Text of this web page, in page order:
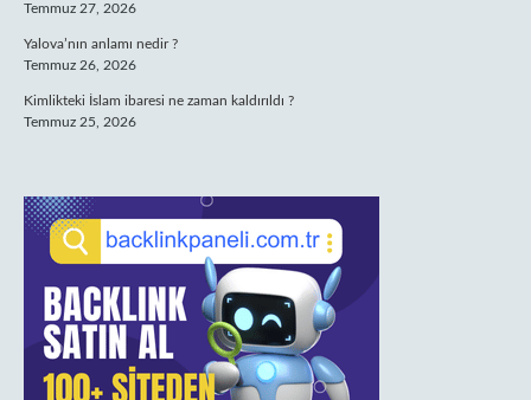
Temmuz 27, 2026
Yalova’nın anlamı nedir ?
Temmuz 26, 2026
Kimlikteki İslam ibaresi ne zaman kaldırıldı ?
Temmuz 25, 2026